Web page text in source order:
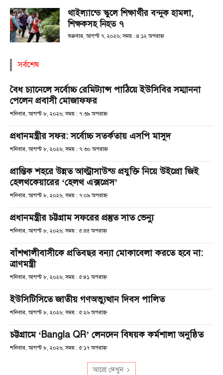
থাইল্যান্ডে স্কুলে শিক্ষার্থীর বন্দুক হামলা,
শিক্ষকসহ নিহত ৭
শুক্রবার, আগস্ট ৭, ২০২৬; সময় : ৪:১২ অপরাহ্ণ
সর্বশেষ
বৈধ চ্যানেলে সর্বোচ্চ রেমিট্যান্স পাঠিয়ে ইউসিবির সম্মাননা
পেলেন প্রবাসী মোজাফফর
শনিবার, আগস্ট ৮, ২০২৬; সময় : ৭:৩৯ অপরাহ্ণ
প্রধানমন্ত্রীর সফর: সর্বোচ্চ সতর্কতায় এসপি মাসুদ
শনিবার, আগস্ট ৮, ২০২৬; সময় : ৭:৩০ অপরাহ্ণ
প্রান্তিক শহরে উন্নত আল্ট্রাসাউন্ড প্রযুক্তি নিয়ে উইপ্রো জিই
হেলথকেয়ারের ‘হেলথ এক্সপ্রেস’
শনিবার, আগস্ট ৮, ২০২৬; সময় : ৭:০৯ অপরাহ্ণ
প্রধানমন্ত্রীর চট্টগ্রাম সফরের প্রস্তুত সাত ভেন্যু
শনিবার, আগস্ট ৮, ২০২৬; সময় : ৫:৫৫ অপরাহ্ণ
বাঁশখালীবাসীকে প্রতিবছর বন্যা মোকাবেলা করতে হবে না:
ত্রাণমন্ত্রী
শনিবার, আগস্ট ৮, ২০২৬; সময় : ৫:৪১ অপরাহ্ণ
ইউসিটিসিতে জাতীয় গণঅভ্যুত্থান দিবস পালিত
শনিবার, আগস্ট ৮, ২০২৬; সময় : ৫:২৬ অপরাহ্ণ
চট্টগ্রামে ‘Bangla QR’ লেনদেন বিষয়ক কর্মশালা অনুষ্ঠিত
শনিবার, আগস্ট ৮, ২০২৬; সময় : ৫:১৭ অপরাহ্ণ
আরো দেখুন